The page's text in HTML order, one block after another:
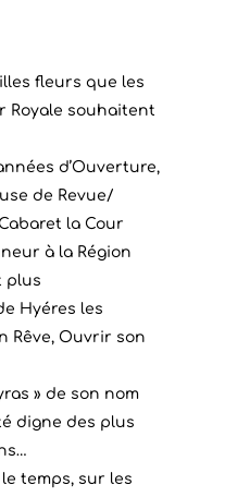
fleurs que les
Royale souhaitent
d’Ouverture,
de Revue/
la Cour
à la Région
plus
Hyéres les
Rêve, Ouvrir son
» de son nom
digne des plus
temps, sur les